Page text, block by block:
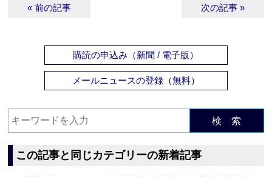
« 前の記事 次の記事 »
購読の申込み（新聞 / 電子版）
メールニュースの登録（無料）
検 索
この記事と同じカテゴリーの新着記事